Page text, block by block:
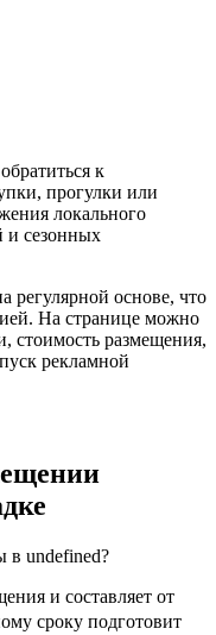
к
прогулки или
локального
и сезонных
регулярной основе, что
На странице можно
стоимость размещения,
рекламной
в undefined?
и составляет от
сроку подготовит